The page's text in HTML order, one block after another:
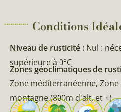
Conditions
Niveau de rusticité : Nul :
supérieure à 0°C
Zones géoclimatiques de
Zone méditerranéenne,
montagne (800m d'alt, et +)